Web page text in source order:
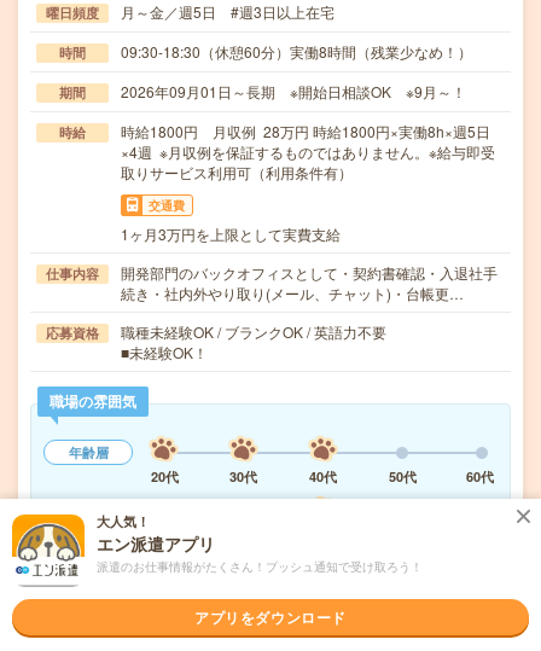
曜日頻度 月～金／週5日 #週3日以上在宅
時間 09:30-18:30（休憩60分）実働8時間（残業少なめ！）
期間 2026年09月01日～長期 ※開始日相談OK ※9月～！
時給
時給1800円 月収例 28万円 時給1800円×実働8h×週5日
×4週 ※月収例を保証するものではありません。※給与即受
取りサービス利用可（利用条件有）
交通費
1ヶ月3万円を上限として実費支給
仕事内容
開発部門のバックオフィスとして・契約書確認・入退社手
続き・社内外やり取り(メール、チャット)・台帳更…
応募資格
職種未経験OK / ブランクOK / 英語力不要
■未経験OK！
職場の雰囲気
年齢層
20代
30代 40代 50代
60代
職場の様子
活気がある
大人気！
エン派遣アプリ
派遣のお仕事情報がたくさん！プッシュ通知で受け取ろう！
アプリをダウンロード